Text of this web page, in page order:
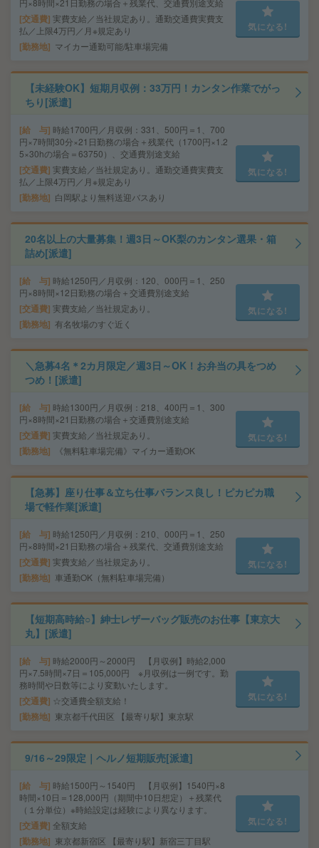
円×8時間×21日勤務の場合＋残業代、交通費別途支給
交通費 実費支給／当社規定あり。通勤交通費実費支
払／上限4万円／月※規定あり
勤務地 マイカー通勤可能/駐車場完備
気になる!
【未経験OK】短期月収例：33万円！カンタン作業でがっ
ちり[派遣]
給 与 時給1700円／月収例：331、500円＝1、700
円×7時間30分×21日勤務の場合＋残業代（1700円×1.2
5×30hの場合＝63750）、交通費別途支給
交通費 実費支給／当社規定あり。通勤交通費実費支
払／上限4万円／月※規定あり
勤務地 白岡駅より無料送迎バスあり
気になる!
20名以上の大量募集！週3日～OK梨のカンタン選果・箱
詰め[派遣]
給 与 時給1250円／月収例：120、000円＝1、250
円×8時間×12日勤務の場合＋交通費別途支給
交通費 実費支給／当社規定あり。
勤務地 有名牧場のすぐ近く
気になる!
＼急募4名＊2カ月限定／週3日～OK！お弁当の具をつめ
つめ！[派遣]
給 与 時給1300円／月収例：218、400円＝1、300
円×8時間×21日勤務の場合＋交通費別途支給
交通費 実費支給／当社規定あり。
勤務地 《無料駐車場完備》マイカー通勤OK
気になる!
【急募】座り仕事＆立ち仕事バランス良し！ピカピカ職
場で軽作業[派遣]
給 与 時給1250円／月収例：210、000円＝1、250
円×8時間×21日勤務の場合＋残業代、交通費別途支給
交通費 実費支給／当社規定あり。
勤務地 車通勤OK（無料駐車場完備）
気になる!
【短期高時給○】紳士レザーバッグ販売のお仕事【東京大
丸】[派遣]
給 与 時給2000円～2000円 【月収例】時給2,000
円×7.5時間×7日＝105,000円 ※月収例は一例です。勤
務時間や日数等により変動いたします。
交通費 ☆交通費全額支給！
勤務地 東京都千代田区 【最寄り駅】東京駅
気になる!
9/16～29限定｜ヘルノ短期販売[派遣]
給 与 時給1500円～1540円 【月収例】1540円×8
時間×10日＝128,000円（期間中10日想定）＋残業代
（１分単位）※時給設定は経験により異なります。
交通費 全額支給
勤務地 東京都新宿区 【最寄り駅】新宿三丁目駅
気になる!